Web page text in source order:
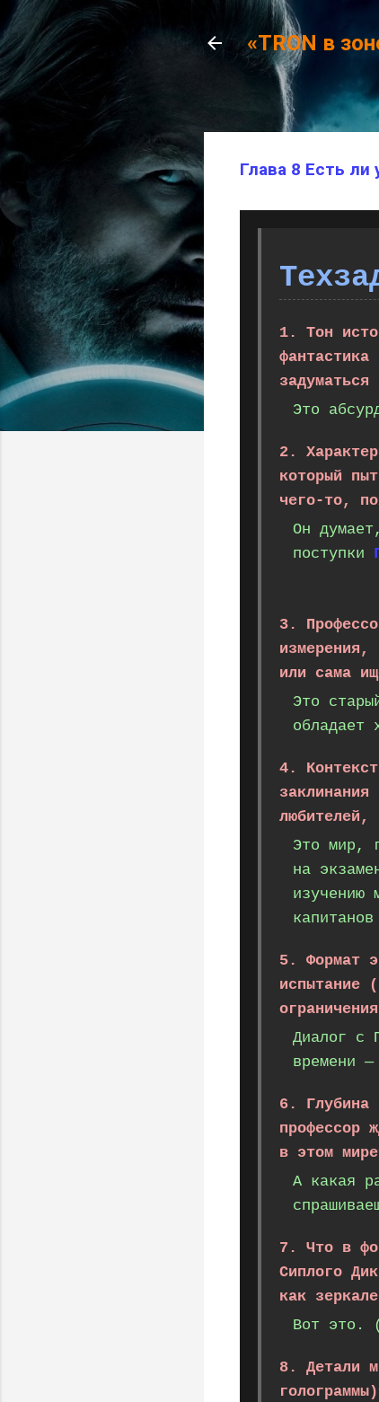
«TRON в
Глава 8 Есть
1. Тон
задуматься
Это
2.
который
чего-то,
Он
поступки
3.
измерения,
или сама
Это
обладает
4.
любителей,
Это мир,
на
изучению
5. Формат
испытание
Диалог с
времени
6. Глубина
профессор
в этом
А какая
7. Что в
Сиплого
как
Вот это.
8. Детали